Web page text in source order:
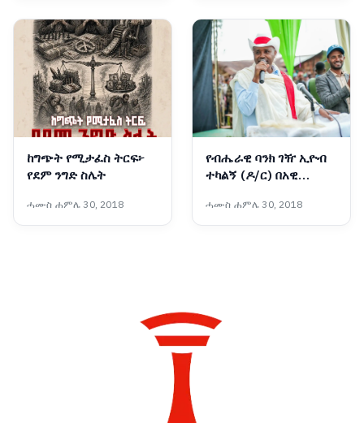
ከግጭት የሚታፈስ ትርፍ፦
የደም ንግድ ስሌት
ሓሙስ ሐምሌ 30, 2018
የብሔራዊ ባንክ ገዥ ኢዮብ
ተካልኝ (ዶ/ር) በአዊ
የገጠር ኮሪደር ልማት ሥራን
አስጀመሩ
ሓሙስ ሐምሌ 30, 2018